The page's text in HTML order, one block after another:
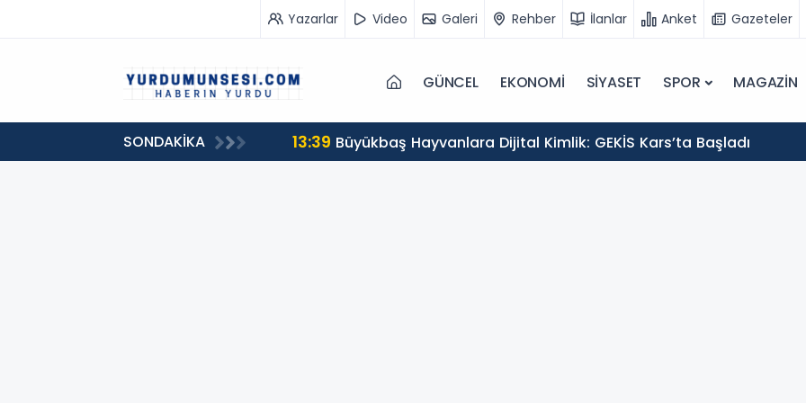
Yazarlar Video Galeri Rehber İlanlar Anket Gazeteler
GÜNCEL EKONOMİ SİYASET SPOR MAGAZİN
SONDAKİKA
milyon 549 bin 594 TL. bağış 13:39 Büyükbaş Hayvanlara Dijital Kimlik: GEKİS Kars’ta Başladı